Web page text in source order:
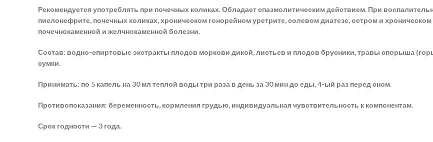
Рекомендуется употреблять при почечных коликах. Обладает спазмолитическим действием. При
пиелонефрите, почечных коликах, хроническом гонорейном уретрите, солевом диатезе, остром и
почечнокаменной и желчнокаменной болезни.
Состав: водно-спиртовые экстракты плодов моркови дикой, листьев и плодов брусники, травы спорыша
сумки.
Принимать: по 5 капель на 30 мл теплой воды три раза в день за 30 мин до еды, 4-ый раз перед сном.
Противопоказания: беременность, кормления грудью, индивидуальная чувствительность к компонентам.
Срок годности — 3 года.